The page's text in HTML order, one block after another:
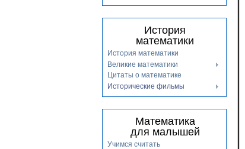
История
математики
История математики
Великие математики
Цитаты о математике
Исторические фильмы
Математика
для малышей
Учимся считать